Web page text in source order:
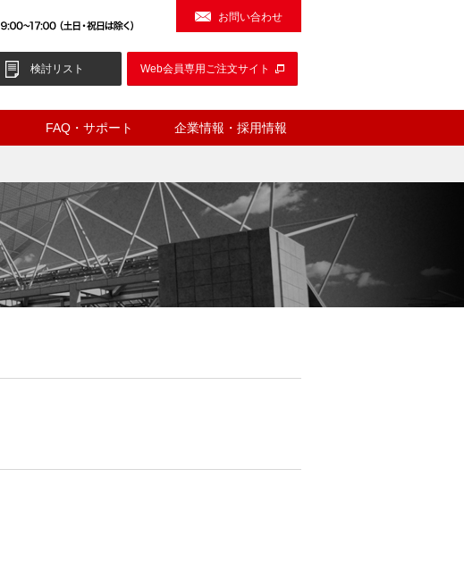
お問い合わせ
検討リスト Web会員専用ご注文サイト
FAQ・サポート 企業情報・採用情報